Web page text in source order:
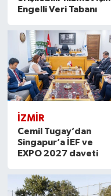
Engelli Veri Tabanı
İZMIR
Cemil Tugay’dan
Singapur’a İEF ve
EXPO 2027 daveti